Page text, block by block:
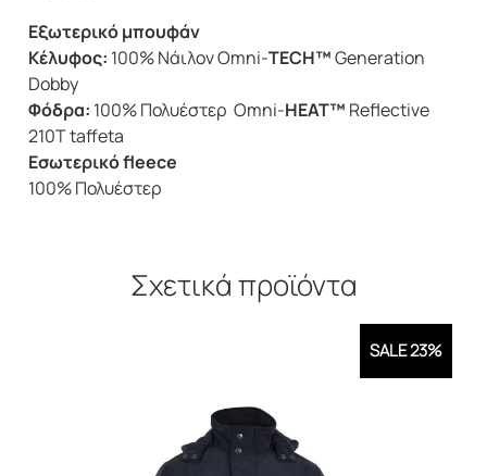
Εξωτερικό μπουφάν
Κέλυφος: 100% Νάιλον Omni-TECH™Generation
Dobby
Φόδρα: 100% Πολυέστερ Omni-HEAT™ Reflective
210T taffeta
Εσωτερικό fleece
100% Πολυέστερ
Σχετικά προϊόντα
SALE 23%